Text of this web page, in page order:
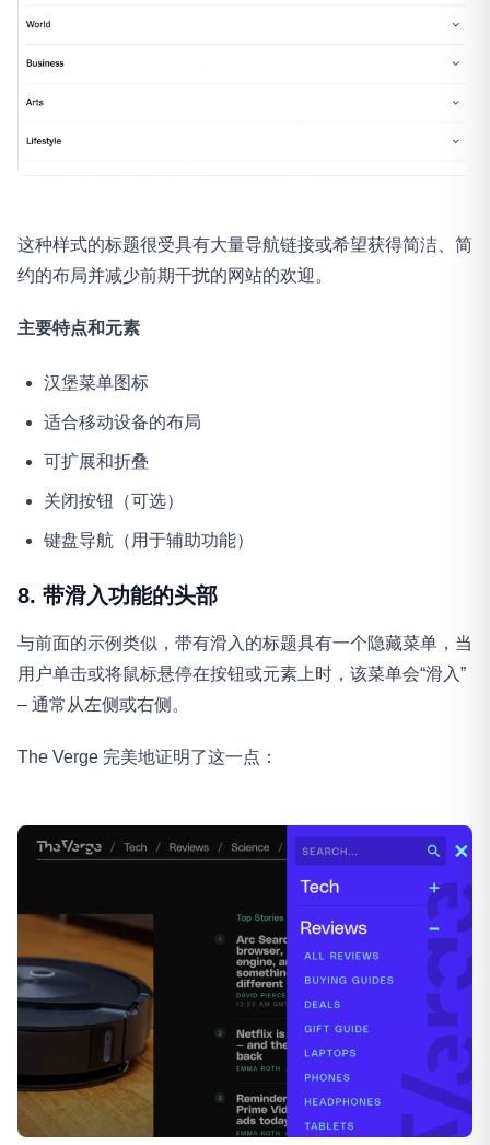
这种样式的标题很受具有大量导航链接或希望获得简洁、简
约的布局并减少前期干扰的网站的欢迎。
主要特点和元素
汉堡菜单图标
适合移动设备的布局
可扩展和折叠
关闭按钮（可选）
键盘导航（用于辅助功能）
8. 带滑入功能的头部
与前面的示例类似，带有滑入的标题具有一个隐藏菜单，当
用户单击或将鼠标悬停在按钮或元素上时，该菜单会“滑入”
– 通常从左侧或右侧。
The Verge 完美地证明了这一点：